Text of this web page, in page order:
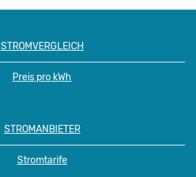
STROMVERGLEICH
Preis pro kWh
STROMANBIETER
Stromtarife